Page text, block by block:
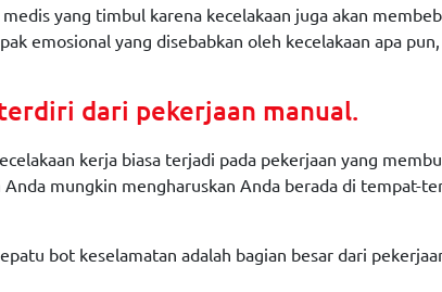
yang timbul karena kecelakaan juga akan
emosional yang disebabkan oleh kecelakaan apa
dari pekerjaan manual.
kerja biasa terjadi pada pekerjaan yang
mungkin mengharuskan Anda berada di tempat-
bot keselamatan adalah bagian besar dari